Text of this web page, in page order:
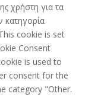
χρήστη για τα
κατηγορία
cookie is set
Consent
is used to
consent for the
category "Other.